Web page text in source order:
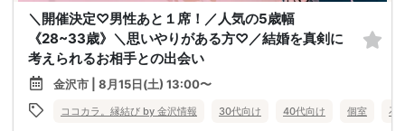
＼開催決定♡男性あと１席！／人気の5歳幅
《28~33歳》＼思いやりがある方♡／結婚を真剣に
考えられるお相手との出会い
金沢市 | 8月15日(土) 13:00〜
ココカラ。縁結び by 金沢情報 30代向け 40代向け 個室 石